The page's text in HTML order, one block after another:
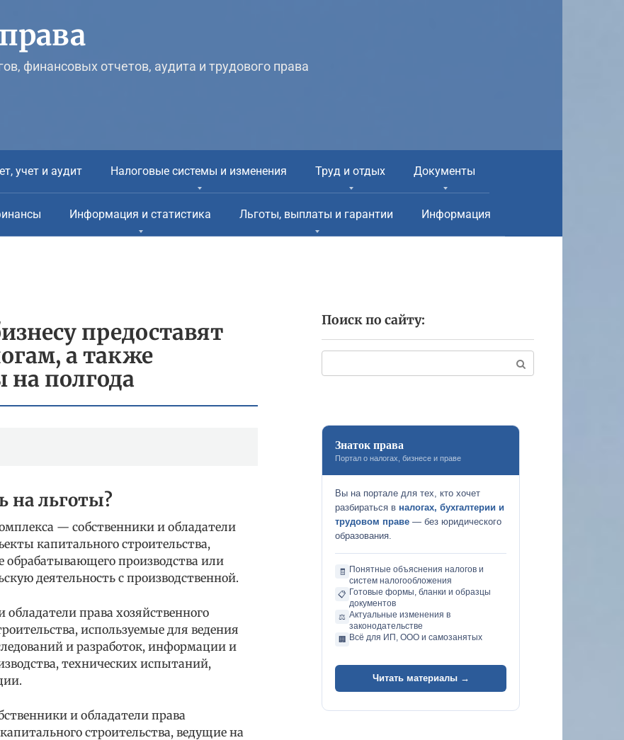
финансовых отчетов, аудита и трудового права
учет и аудит Налоговые системы и изменения Труд и отдых Документы
Информация и статистика Льготы, выплаты и гарантии Информация
предоставят
а также
полгода
на льготы?
— собственники и обладатели
капитального строительства,
обрабатывающего производства или
деятельность с производственной.
права хозяйственного
используемые для ведения
и разработок, информации и
технических испытаний,
и обладатели права
строительства, ведущие на
Поиск по сайту:
Знаток права
Портал о налогах, бизнесе и праве
Вы на портале для тех, кто хочет
разбираться в налогах, бухгалтерии и
трудовом праве — без юридического
образования.
🧾
Понятные объяснения налогов и
систем налогообложения
📋 Готовые формы, бланки и образцы
документов
⚖️ Актуальные изменения в
законодательстве
🏢 Всё для ИП, ООО и самозанятых
Читать материалы →